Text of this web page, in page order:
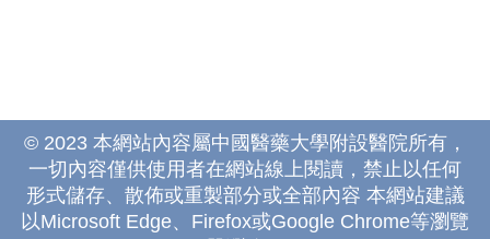
© 2023 本網站內容屬中國醫藥大學附設醫院所有，
一切內容僅供使用者在網站線上閱讀，禁止以任何
形式儲存、散佈或重製部分或全部內容 本網站建議
以Microsoft Edge、Firefox或Google Chrome等瀏覽